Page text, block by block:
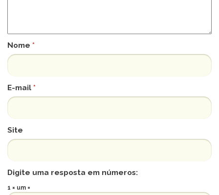
Nome *
E-mail *
Site
Digite uma resposta em números:
1 × um =